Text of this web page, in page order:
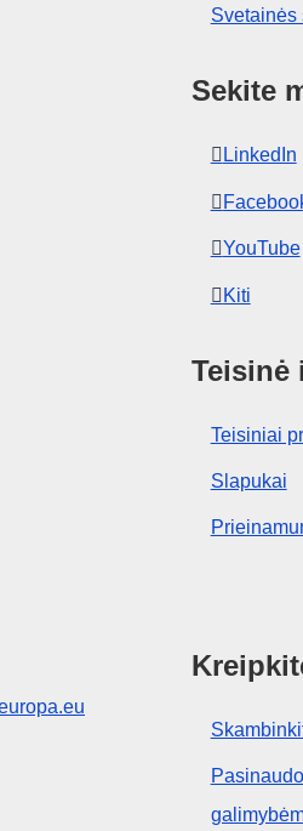
Svetainės
Sekite
LinkedIn
YouTube
Kiti
Teisinė
Teisiniai
Slapukai